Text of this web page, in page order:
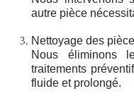
autre pièce
Nettoyage des
Nous éliminons
traitements
fluide et prolongé.